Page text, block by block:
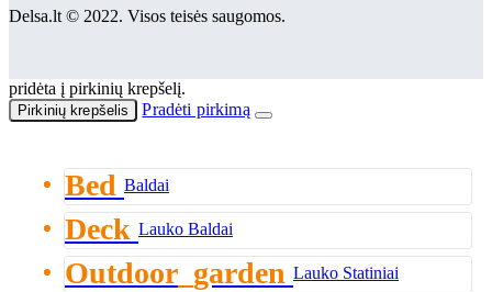
Delsa.lt © 2022. Visos teisės saugomos.
pridėta į pirkinių krepšelį.
Pirkinių krepšelis Pradėti pirkimą
Bed Baldai
Deck Lauko Baldai
Outdoor_garden Lauko Statiniai